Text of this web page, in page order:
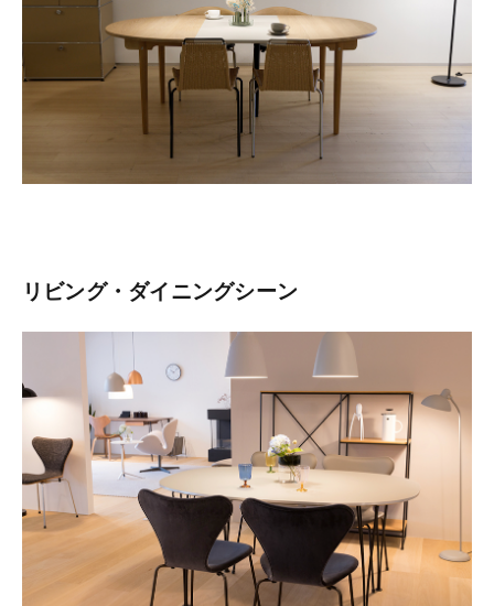
リビング・ダイニングシーン